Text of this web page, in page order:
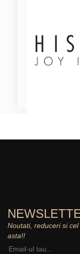
Noutati, reduceri si
asta!!